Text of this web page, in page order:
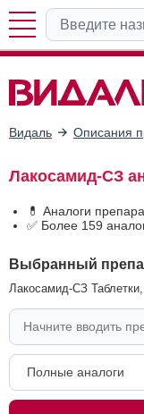
Видаль Описания
Лакосамид-СЗ
💊 Аналоги
✅ Более 159
Выбранный
Лакосамид-СЗ